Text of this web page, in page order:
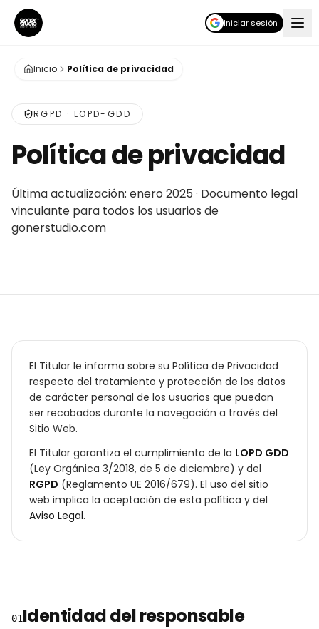
Iniciar sesión
Inicio Política de privacidad
RGPD · LOPD-GDD
Política de privacidad
Última actualización: enero 2025 · Documento legal
vinculante para todos los usuarios de
gonerstudio.com
El Titular le informa sobre su Política de Privacidad
respecto del tratamiento y protección de los datos
de carácter personal de los usuarios que puedan
ser recabados durante la navegación a través del
Sitio Web.
El Titular garantiza el cumplimiento de la LOPD GDD
(Ley Orgánica 3/2018, de 5 de diciembre) y del
RGPD (Reglamento UE 2016/679). El uso del sitio
web implica la aceptación de esta política y del
Aviso Legal.
01Identidad del responsable